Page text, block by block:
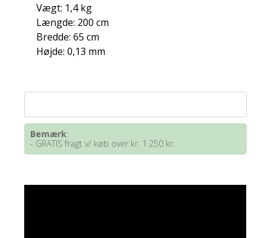
Vægt: 1,4 kg
Længde: 200 cm
Bredde: 65 cm
Højde: 0,13 mm
Bemærk:
- GRATIS fragt v/ køb over kr. 1.250 kr.